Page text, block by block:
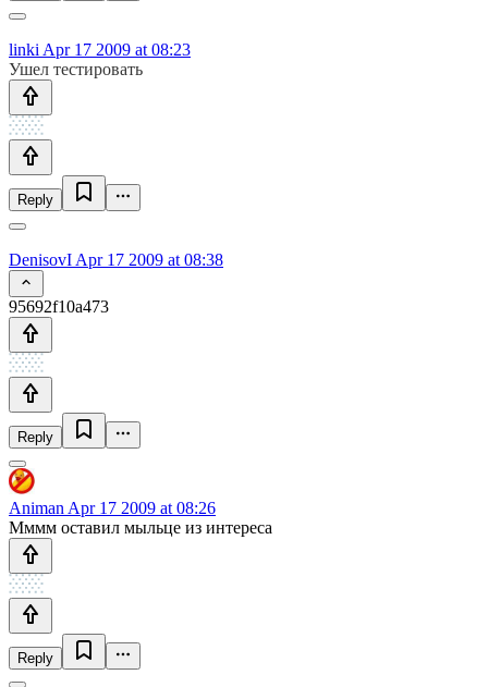
linki Apr 17 2009 at 08:23
Ушел тестировать
Reply
DenisovI Apr 17 2009 at 08:38
95692f10a473
Reply
Animan Apr 17 2009 at 08:26
Мммм оставил мыльце из интереса
Reply